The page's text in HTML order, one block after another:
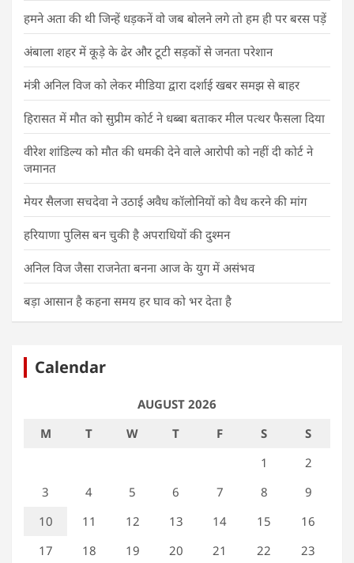
हमने अता की थी जिन्हें धड़कनें वो जब बोलने लगे तो हम ही पर बरस पड़ें
अंबाला शहर में कूड़े के ढेर और टूटी सड़कों से जनता परेशान
मंत्री अनिल विज को लेकर मीडिया द्वारा दर्शाई खबर समझ से बाहर
हिरासत में मौत को सुप्रीम कोर्ट ने धब्बा बताकर मील पत्थर फैसला दिया
वीरेश शांडिल्य को मौत की धमकी देने वाले आरोपी को नहीं दी कोर्ट ने
जमानत
मेयर सैलजा सचदेवा ने उठाई अवैध कॉलोनियों को वैध करने की मांग
हरियाणा पुलिस बन चुकी है अपराधियों की दुश्मन
अनिल विज जैसा राजनेता बनना आज के युग में असंभव
बड़ा आसान है कहना समय हर घाव को भर देता है
Calendar
AUGUST 2026
M
T W T F S
S
1
2
3
4 5 6 7 8
9
10
11 12 13 14 15
16
17
18 19 20 21 22
23